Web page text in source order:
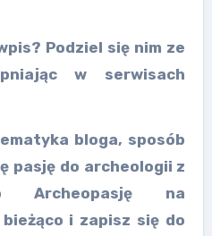
Podziel się nim ze
w serwisach
bloga, sposób
pasję do archeologii z
Archeopasję na
bieżąco i zapisz się do